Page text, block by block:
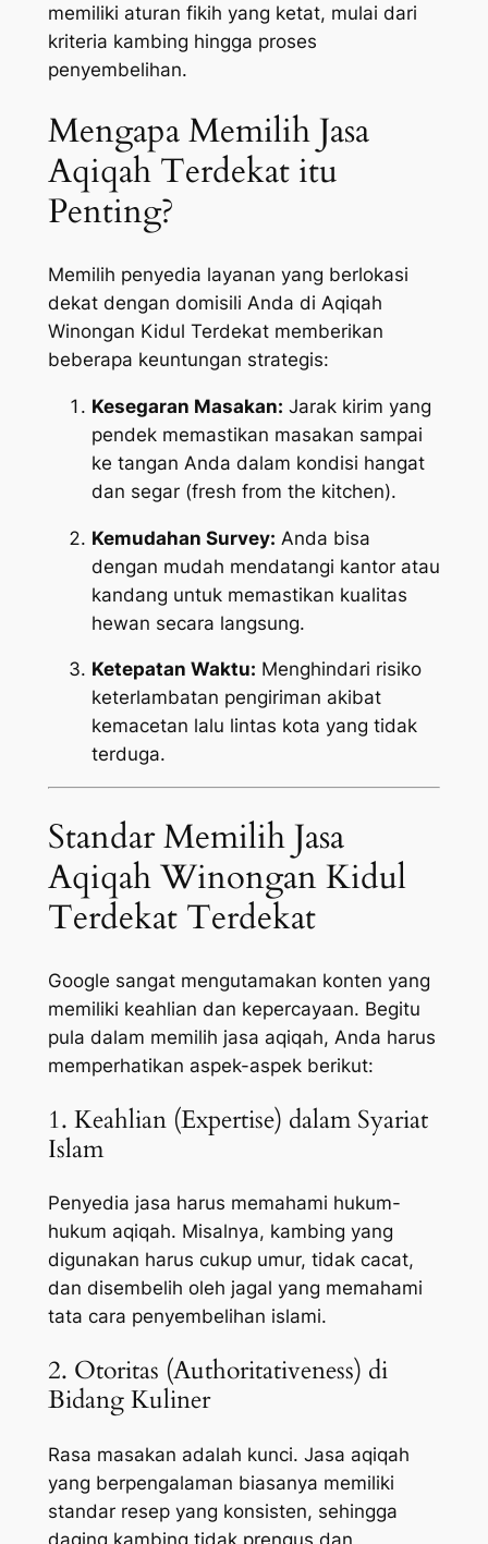
memiliki aturan fikih yang ketat, mulai dari
kriteria kambing hingga proses
penyembelihan.
Mengapa Memilih Jasa
Aqiqah Terdekat itu
Penting?
Memilih penyedia layanan yang berlokasi
dekat dengan domisili Anda di Aqiqah
Winongan Kidul Terdekat memberikan
beberapa keuntungan strategis:
Kesegaran Masakan: Jarak kirim yang
pendek memastikan masakan sampai
ke tangan Anda dalam kondisi hangat
dan segar (fresh from the kitchen).
Kemudahan Survey: Anda bisa
dengan mudah mendatangi kantor atau
kandang untuk memastikan kualitas
hewan secara langsung.
Ketepatan Waktu: Menghindari risiko
keterlambatan pengiriman akibat
kemacetan lalu lintas kota yang tidak
terduga.
Standar Memilih Jasa
Aqiqah Winongan Kidul
Terdekat Terdekat
Google sangat mengutamakan konten yang
memiliki keahlian dan kepercayaan. Begitu
pula dalam memilih jasa aqiqah, Anda harus
memperhatikan aspek-aspek berikut:
1. Keahlian (Expertise) dalam Syariat
Islam
Penyedia jasa harus memahami hukum-
hukum aqiqah. Misalnya, kambing yang
digunakan harus cukup umur, tidak cacat,
dan disembelih oleh jagal yang memahami
tata cara penyembelihan islami.
2. Otoritas (Authoritativeness) di
Bidang Kuliner
Rasa masakan adalah kunci. Jasa aqiqah
yang berpengalaman biasanya memiliki
standar resep yang konsisten, sehingga
daging kambing tidak prengus dan